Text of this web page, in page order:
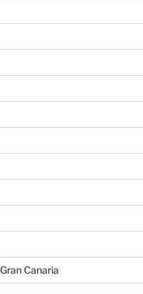
Canaria